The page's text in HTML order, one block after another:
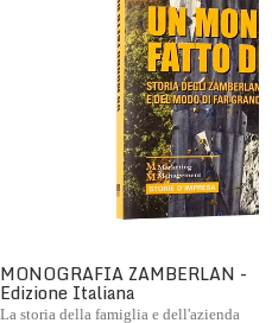
MONOGRAFIA ZAMBERLAN -
Edizione Italiana
La storia della famiglia e dell'azienda